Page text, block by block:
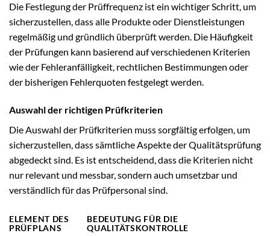
Die Festlegung der Prüffrequenz ist ein wichtiger Schritt, um
sicherzustellen, dass alle Produkte oder Dienstleistungen
regelmäßig und gründlich überprüft werden. Die Häufigkeit
der Prüfungen kann basierend auf verschiedenen Kriterien
wie der Fehleranfälligkeit, rechtlichen Bestimmungen oder
der bisherigen Fehlerquoten festgelegt werden.
Auswahl der richtigen Prüfkriterien
Die Auswahl der Prüfkriterien muss sorgfältig erfolgen, um
sicherzustellen, dass sämtliche Aspekte der Qualitätsprüfung
abgedeckt sind. Es ist entscheidend, dass die Kriterien nicht
nur relevant und messbar, sondern auch umsetzbar und
verständlich für das Prüfpersonal sind.
ELEMENT DES
PRÜFPLANS
BEDEUTUNG FÜR DIE
QUALITÄTSKONTROLLE